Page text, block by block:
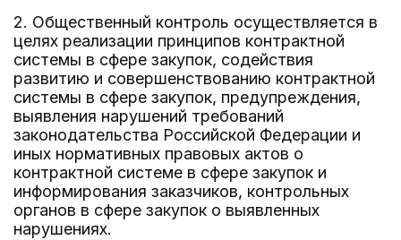
2. Общественный контроль осуществляется в
целях реализации принципов контрактной
системы в сфере закупок, содействия
развитию и совершенствованию контрактной
системы в сфере закупок, предупреждения,
выявления нарушений требований
законодательства Российской Федерации и
иных нормативных правовых актов о
контрактной системе в сфере закупок и
информирования заказчиков, контрольных
органов в сфере закупок о выявленных
нарушениях.